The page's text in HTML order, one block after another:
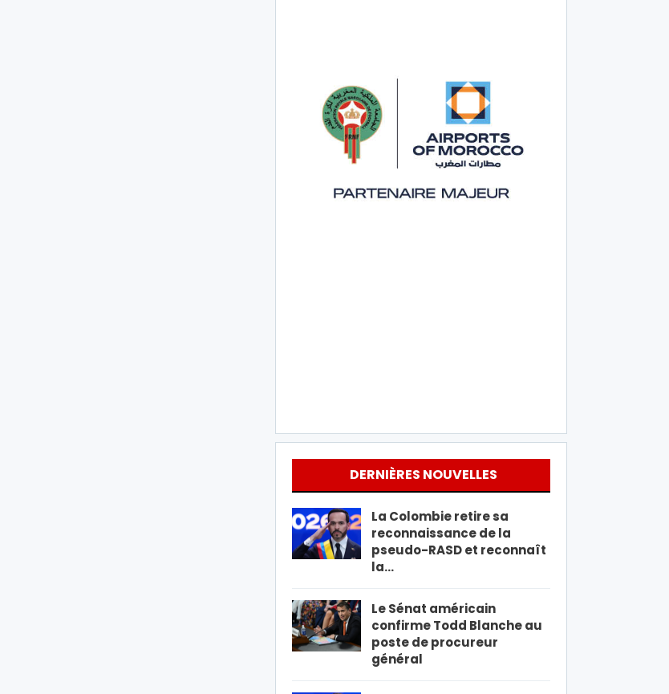
DERNIÈRES NOUVELLES
La Colombie retire sa
reconnaissance de la
pseudo-RASD et reconnaît
la…
Le Sénat américain
confirme Todd Blanche au
poste de procureur
général